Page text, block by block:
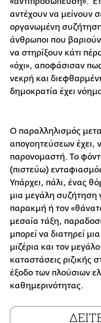
αντέχουν να μείνουν
οργανωμένη
άνθρωποι που
να στηρίξουν κάτι
«όχι», αποφάσισαν
νεκρή και
δημοκρατία έχει
Ο παραλληλισμός
απογοητεύσεων έχει,
παρονομαστή. Το
(πιστεύω)
Υπάρχει, πάλι, ένας
μια μεγάλη συζήτηση
παρακμή ή τον
μεσαία τάξη,
μπορεί να διατηρεί
μιζέρια και τον
καταστάσεις ριζικής
έξοδο των πλούσιων
καθημερινότητας.